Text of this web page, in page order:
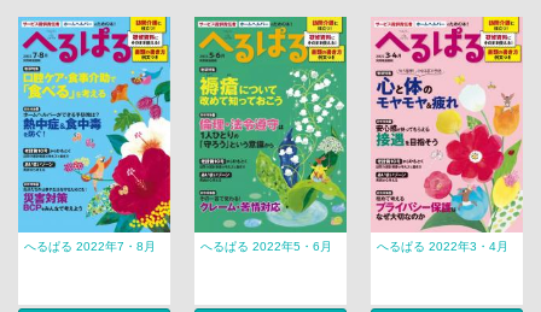
へるぱる 2022年7・8月 へるぱる 2022年5・6月 へるぱる 2022年3・4月